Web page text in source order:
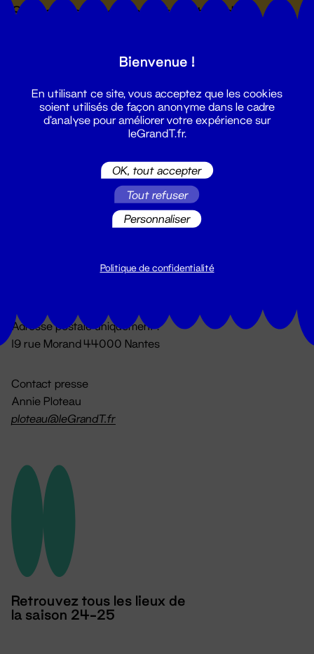
Suivez toutes les actualités du
Du lundi au vendredi 14h → 18h
Adresse postale uniquement :
19 rue Morand 44000 Nantes
Contact presse
Annie Ploteau
ploteau@leGrandT.fr
Retrouvez tous les lieux de
la saison 24-25
Bienvenue !
En utilisant ce site, vous acceptez que les cookies
soient utilisés de façon anonyme dans le cadre
d'analyse pour améliorer votre expérience sur
leGrandT.fr.
OK, tout accepter
Tout refuser
Personnaliser
Politique de confidentialité